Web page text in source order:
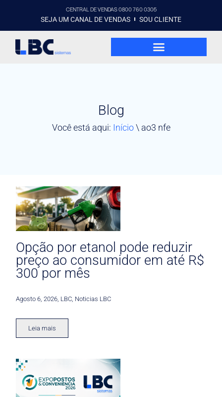
CENTRAL DE VENDAS 0800 760 0305
SEJA UM CANAL DE VENDAS SOU CLIENTE
Blog
Você está aqui: Início\ ao3 nfe
Opção por etanol pode reduzir
preço ao consumidor em até R$
300 por mês
Agosto 6, 2026 LBC Noticias LBC
Leia mais